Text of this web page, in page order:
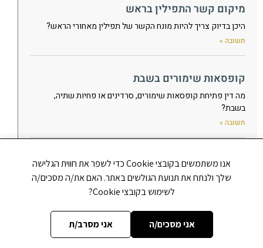
מיקום קשר התפילין בראש
היכן בדיוק צריך להיות מונח הקשר של תפילין מאחורי הראש?
תשובה »
קופסאות שימורים בשבת
מה דין פתיחת קופסאות שימורים, סרדינים או פחיות שתיה,
בשבת?
תשובה »
האם להעיר לבעל-קורא
האם יש להעיר לבעל-קורא שטעה בקריאת התורה, גם כאשר הדבר
מלבין את פניו, או שצריך להימנע מלהעיר בכדי שלא ייעלב?
אנו משתמשים בקובצי Cookie כדי לשפר את חווית הגלישה
שלך ולנתח את תנועת הגולשים באתר. האם את/ה מסכים/ה
לשימוש בקובצי Cookie?
אני מסכים/ה אני מסרב/ת